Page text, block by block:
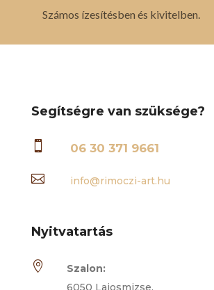
Számos ízesítésben és kivitelben.
Segítségre van szüksége?
 06 30 371 9661
 info@rimoczi-art.hu
Nyitvatartás

Szalon:
6050 Lajosmizse,